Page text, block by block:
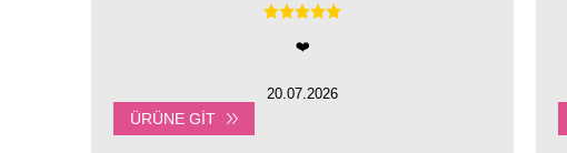
❤️
20.07.2026
ÜRÜNE GIT